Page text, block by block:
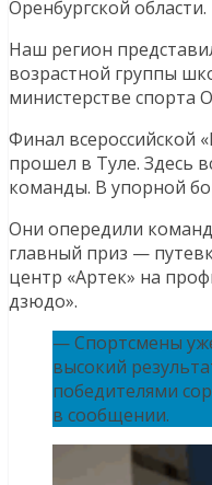
Оренбургской области.
Наш регион
возрастной группы
министерстве спорта
Финал всероссийской
прошел в Туле. Здесь
команды. В упорной
Они опередили
главный приз —
центр «Артек» на
дзюдо».
— Спортсмены
высокий
победителями
в сообщении.